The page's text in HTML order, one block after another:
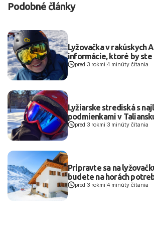
Podobné články
Lyžovačka v rakúskych
informácie, ktoré by
pred 3 rokmi 4 minúty čítania
Lyžiarske strediská s
podmienkami v
pred 3 rokmi 3 minúty čítania
Pripravte sa na
budete na horách
pred 3 rokmi 4 minúty čítania